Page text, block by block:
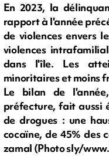
En 2023, la
rapport à l'année
de violences envers
violences
dans l'île. Les
minoritaires et moins
Le bilan de
préfecture, fait aussi
de drogues : une
cocaïne, de 45% des
zamal (Photo sly/